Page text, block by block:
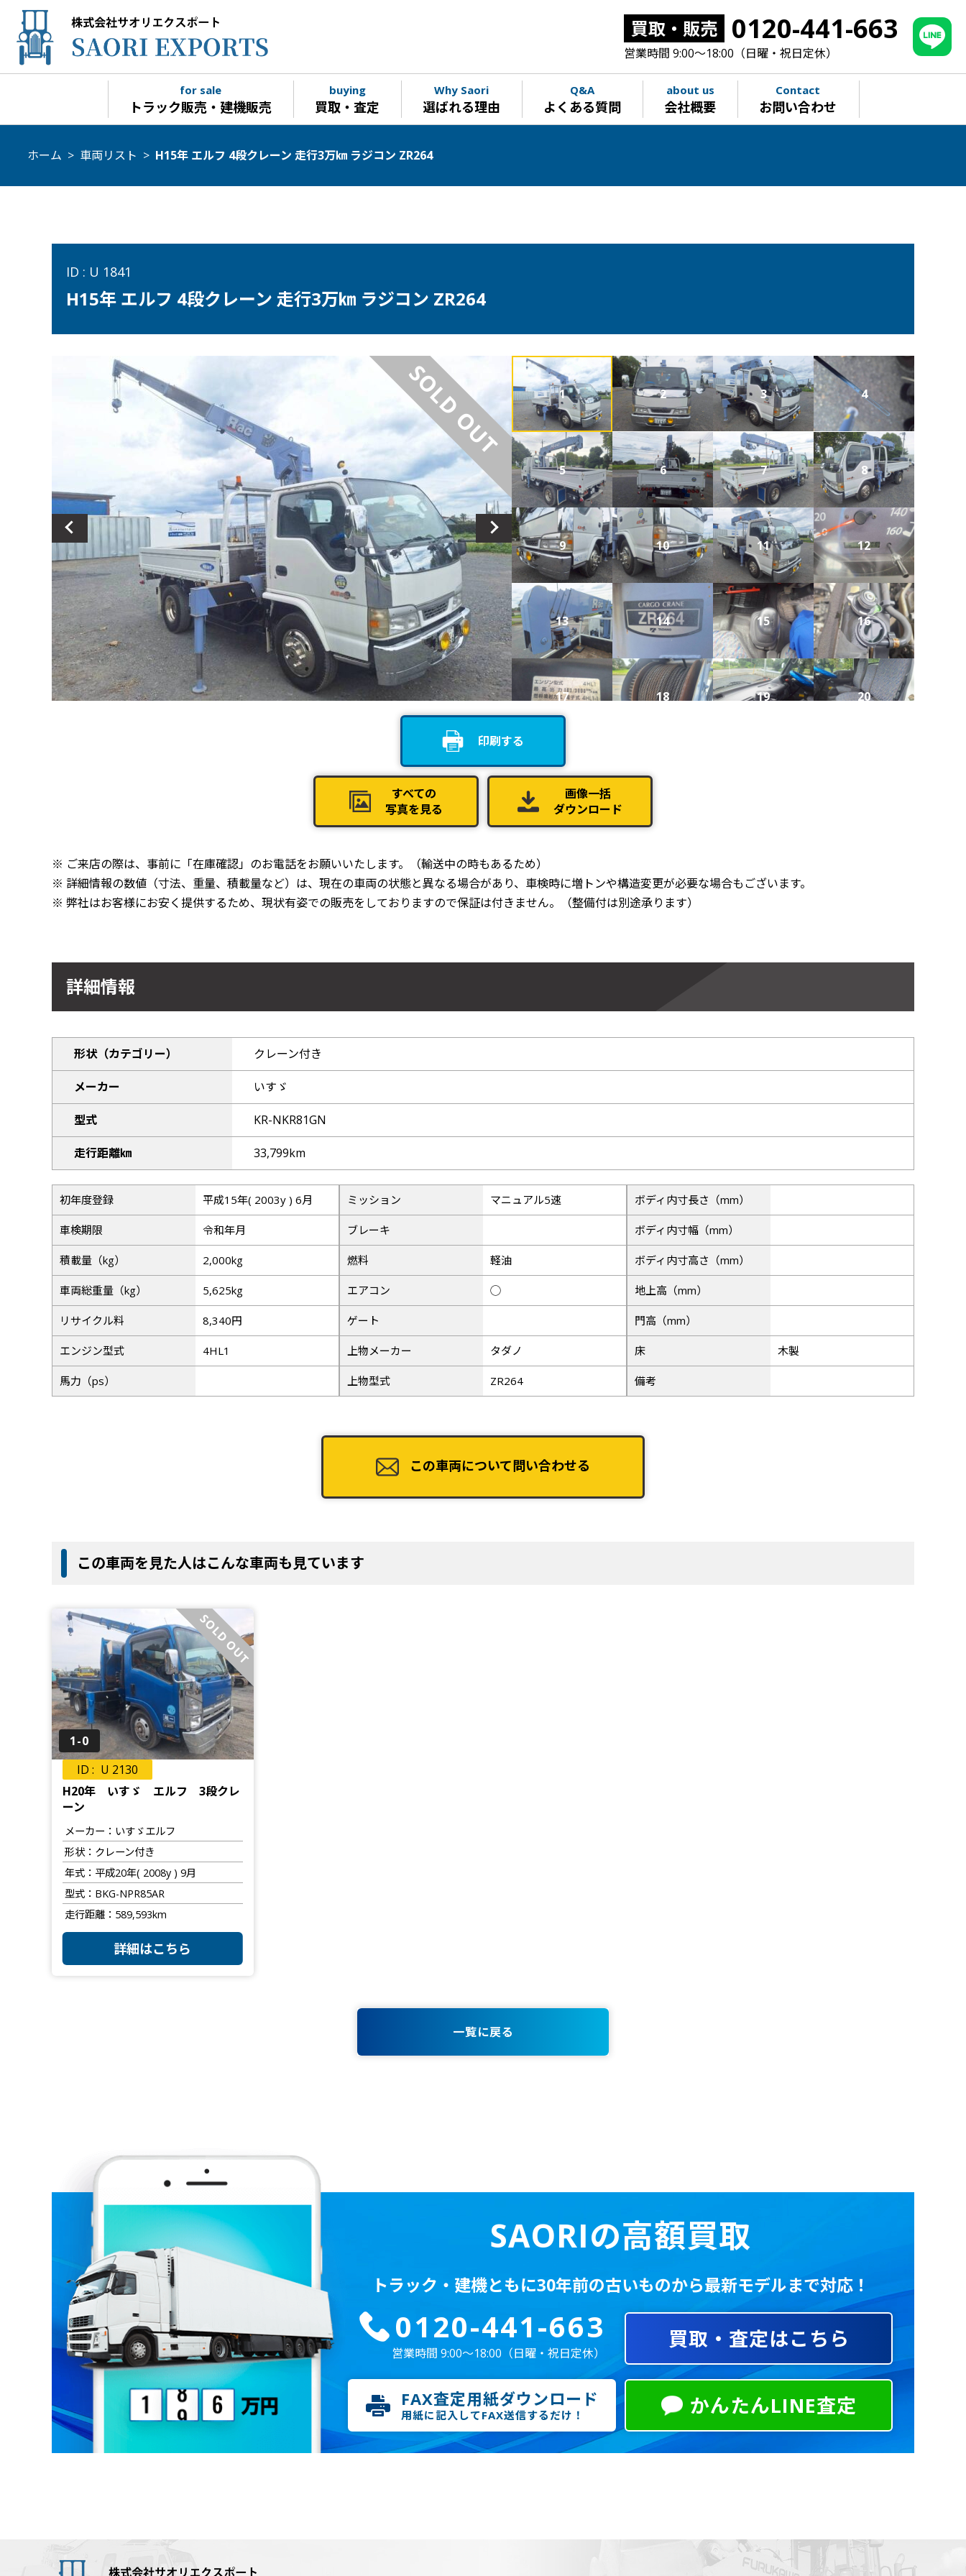
買取・販売 0120-441-663
営業時間 9:00～18:00（日曜・祝日定休）
for sale
トラック販売・建機販売
buying
買取・査定
Why Saori
選ばれる理由
Q&A
よくある質問
about us
会社概要
Contact
お問い合わせ
ホーム > 車両リスト > H15年 エルフ 4段クレーン 走行3万㎞ ラジコン ZR264
ID : U 1841
H15年 エルフ 4段クレーン 走行3万㎞ ラジコン ZR264
SOLD OUT 1 2 3 4
5 6 7 8
9 10 11 12
13 14 15 16
17 18 19 20
21
37 38 39 40
46
印刷する
すべての
写真を見る
画像一括
ダウンロード
※ ご来店の際は、事前に「在庫確認」のお電話をお願いいたします。（輸送中の時もあるため）
※ 詳細情報の数値（寸法、重量、積載量など）は、現在の車両の状態と異なる場合があり、車検時に増トンや構造変更が必要な場合もございます。
※ 弊社はお客様にお安く提供するため、現状有姿での販売をしておりますので保証は付きません。（整備付は別途承ります）
詳細情報
形状（カテゴリー） クレーン付き
メーカー いすゞ
型式 KR-NKR81GN
走行距離㎞ 33,799km
初年度登録 平成15年( 2003y ) 6月
車検期限 令和年月
積載量（kg） 2,000kg
車両総重量（kg） 5,625kg
リサイクル料 8,340円
エンジン型式 4HL1
馬力（ps）
ミッション マニュアル5速
ブレーキ
燃料 軽油
エアコン ◯
ゲート
上物メーカー タダノ
上物型式 ZR264
ボディ内寸長さ（mm）
ボディ内寸幅（mm）
ボディ内寸高さ（mm）
地上高（mm）
門高（mm）
床 木製
備考
この車両について問い合わせる
この車両を見た人はこんな車両も見ています
SOLD OUT
1-0
U 2130
H20年 いすゞ エルフ 3段クレ
ーン
メーカー
いすゞエルフ
形状
クレーン付き
年式
平成20年( 2008y ) 9月
型式
BKG-NPR85AR
走行距離
589,593km
詳細はこちら
一覧に戻る
SAORIの高額買取
トラック・建機ともに30年前の古いものから最新モデルまで対応！
0120-441-663
営業時間 9:00～18:00 （日曜・祝日定休）
FAX査定用紙ダウンロード
用紙に記入してFAX送信するだけ！
買取・査定はこちら
かんたんLINE査定